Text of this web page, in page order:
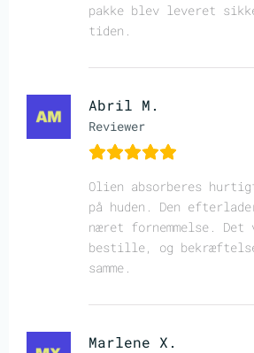
pakke blev leveret
tiden.
Abril M.
Reviewer
Olien absorberes
på huden. Den
næret fornemmelse. Det
bestille, og
samme.
Marlene X.